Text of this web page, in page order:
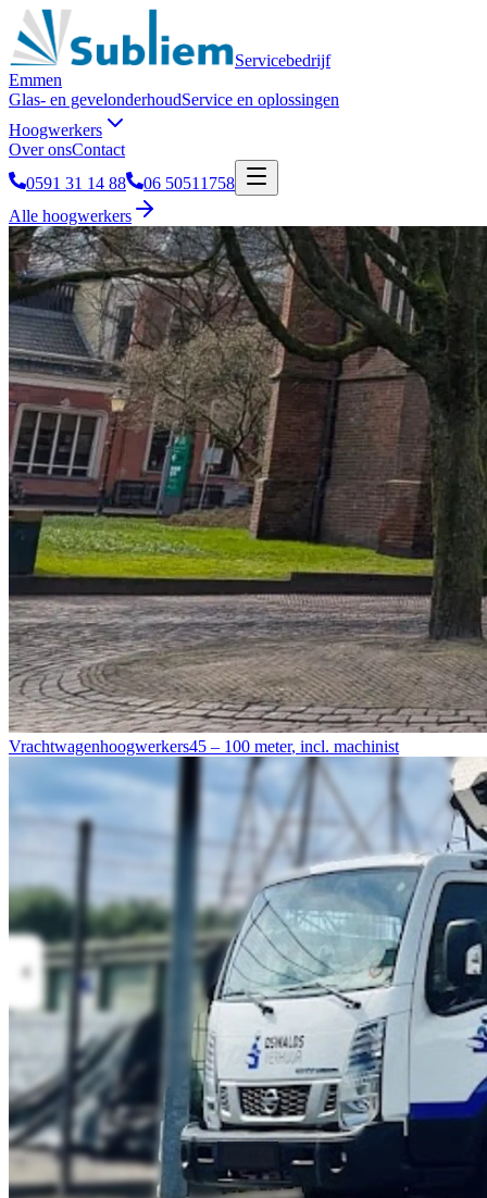
Servicebedrijf
Emmen
Glas- en gevelonderhoudService en oplossingen
Hoogwerkers
Over onsContact
0591 31 14 88
06 50511758
Alle hoogwerkers
Vrachtwagenhoogwerkers45 – 100 meter, incl. machinist